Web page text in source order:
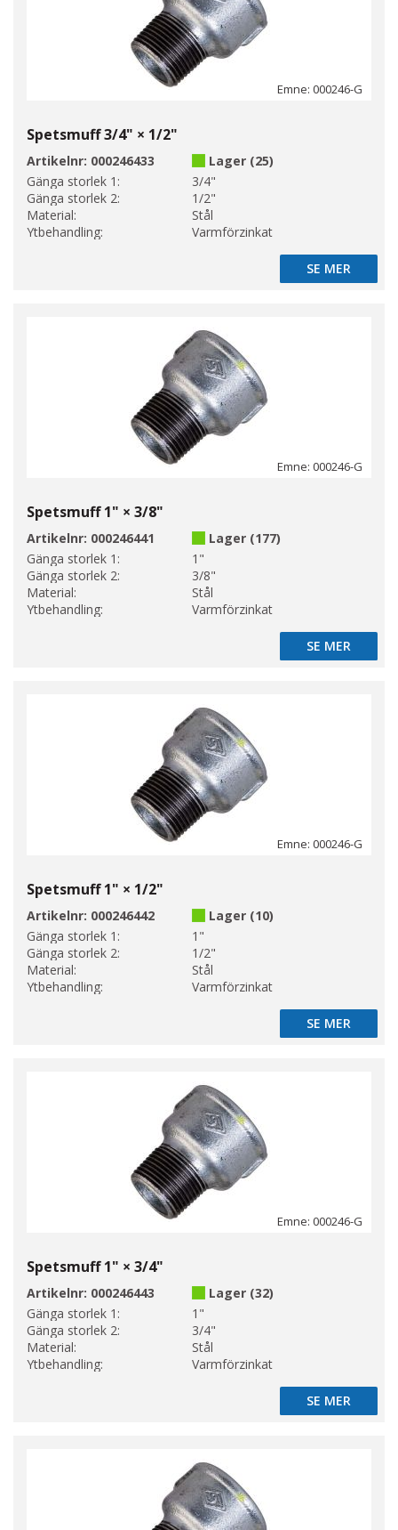
Emne: 000246-G
Spetsmuff 3/4" × 1/2"
Artikelnr: 000246433
Lager (25)
Gänga storlek 1:
3/4"
Gänga storlek 2:
1/2"
Material:
Stål
Ytbehandling:
Varmförzinkat
SE MER
SE MER
Emne: 000246-G
Spetsmuff 1" × 3/8"
Artikelnr: 000246441
Lager (177)
Gänga storlek 1:
1"
Gänga storlek 2:
3/8"
Material:
Stål
Ytbehandling:
Varmförzinkat
SE MER
SE MER
Emne: 000246-G
Spetsmuff 1" × 1/2"
Artikelnr: 000246442
Lager (10)
Gänga storlek 1:
1"
Gänga storlek 2:
1/2"
Material:
Stål
Ytbehandling:
Varmförzinkat
SE MER
SE MER
Emne: 000246-G
Spetsmuff 1" × 3/4"
Artikelnr: 000246443
Lager (32)
Gänga storlek 1:
1"
Gänga storlek 2:
3/4"
Material:
Stål
Ytbehandling:
Varmförzinkat
SE MER
SE MER